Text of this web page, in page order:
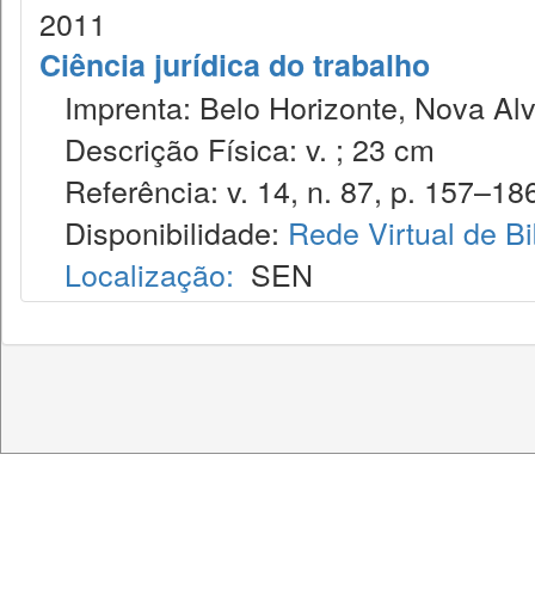
2011
Ciência jurídica do trabalho
Imprenta: Belo Horizonte, Nova
Descrição Física: v. ; 23 cm
Referência: v. 14, n. 87, p.
Disponibilidade: Rede Virtual de
Localização: SEN